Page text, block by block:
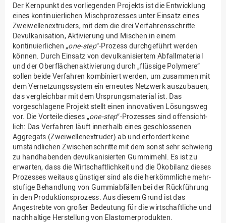
Der Kernpunkt des vorliegenden Projekts ist die Entwicklung
eines kontinuierlichen Mischprozesses unter Einsatz eines
Zweiwellenextruders, mit dem die drei Verfahrensschritte
Devulkanisation, Aktivierung und Mischen in einem
kontinuierlichen „one-step“-Prozess durchgeführt werden
können. Durch Einsatz von devulkanisiertem Abfallmaterial
und der Oberflächenaktivierung durch „flüssige Polymere“
sollen beide Verfahren kombiniert werden, um zusammen mit
dem Vernetzungssystem ein erneutes Netzwerk auszubauen,
das vergleichbar mit dem Ursprungsmaterial ist. Das
vorgeschlagene Projekt stellt einen innovativen Lösungsweg
vor. Die Vorteile dieses „one-step“-Prozesses sind offen­sicht­
lich: Das Verfahren läuft innerhalb eines geschlossenen
Aggregats (Zweiwellen­extruder) ab und erfordert keine
umständlichen Zwischenschritte mit dem sonst sehr schwierig
zu handhabenden devulkanisierten Gummi­mehl. Es ist zu
erwarten, dass die Wirtschaftlichkeit und die Ökobilanz dieses
Prozesses weitaus günstiger sind als die herkömmliche mehr­
stufige Behandlung von Gummiabfällen bei der Rückführung
in den Produktionsprozess. Aus diesem Grund ist das
Angestrebte von großer Bedeutung für die wirtschaftliche und
nachhaltige Herstellung von Elastomer­pro­dukten.